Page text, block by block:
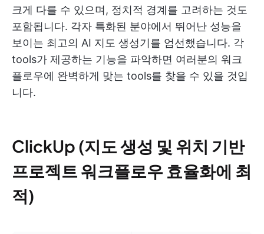
크게 다를 수 있으며, 정치적 경계를 고려하는 것도
포함됩니다. 각자 특화된 분야에서 뛰어난 성능을
보이는 최고의 AI 지도 생성기를 엄선했습니다. 각
tools가 제공하는 기능을 파악하면 여러분의 워크
플로우에 완벽하게 맞는 tools를 찾을 수 있을 것입
니다.
ClickUp (지도 생성 및 위치 기반
프로젝트 워크플로우 효율화에 최
적)